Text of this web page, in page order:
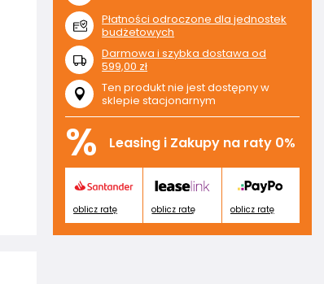
Płatności odroczone dla jednostek
budżetowych
Darmowa i szybka dostawa od
599,00 zł
Ten produkt nie jest dostępny w
sklepie stacjonarnym
% Leasing i Zakupy na raty 0%
oblicz ratę oblicz ratę oblicz ratę